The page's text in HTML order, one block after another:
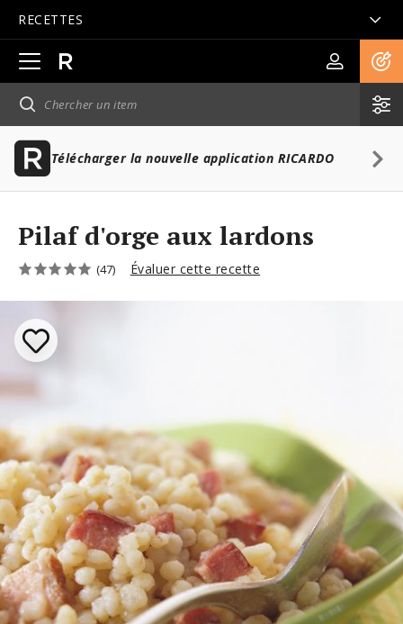
RECETTES
Ouvrir
la
navigation
principale
Télécharger la nouvelle application RICARDO
Pilaf d'orge aux lardons
(47) Évaluer cette recette